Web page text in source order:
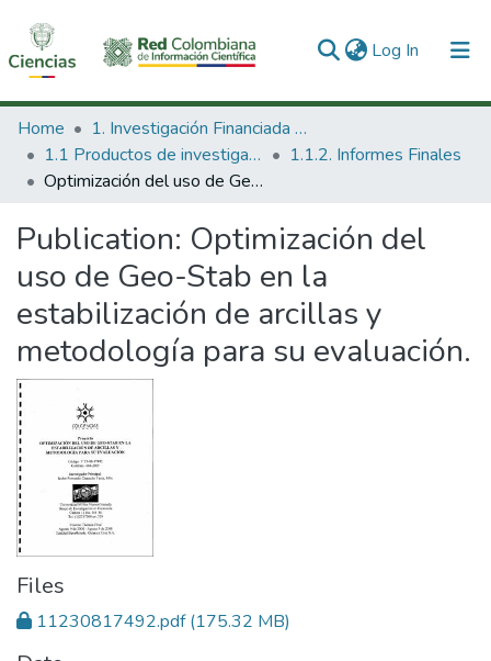
Log In (current)
Communities & Collections
All of DSpace
Home
1. Investigación Financiada con Recursos Públicos
1.1 Productos de investigación
1.1.2. Informes Finales
Optimización del uso de Geo-Stab en la estabilización de arcillas y metodología para su evaluación.
Publication: Optimización del
uso de Geo-Stab en la
estabilización de arcillas y
metodología para su evaluación.
Files
11230817492.pdf(175.32 MB)